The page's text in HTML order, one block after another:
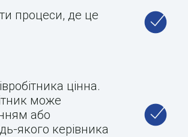
процеси, де це
цінна.
може
або
якого керівника